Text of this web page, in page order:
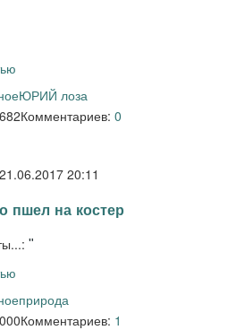
ЮРИЙ лоза
Комментариев: 0
21.06.2017 20:11
пшел на костер
"
природа
Комментариев: 1